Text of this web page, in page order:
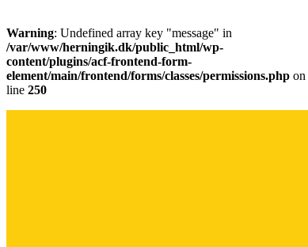
Warning: Undefined array key "message" in
/var/www/herningik.dk/public_html/wp-
content/plugins/acf-frontend-form-
element/main/frontend/forms/classes/permissions.php on
line 250